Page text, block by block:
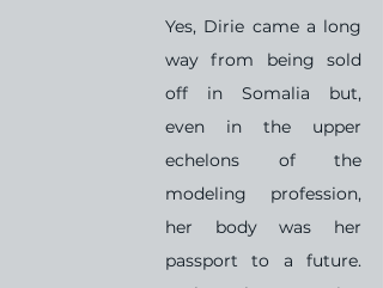
Yes, Dirie came a long
way from being sold
off in Somalia but,
even in the upper
echelons of the
modeling profession,
her body was her
passport to a future.